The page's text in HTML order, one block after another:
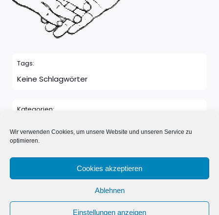
Wir verwenden Cookies, um unsere Website und unseren Service zu
optimieren.
Cookies akzeptieren
Ablehnen
Einstellungen anzeigen
Tags:
Keine Schlagwörter
Kategorien:
© 2026 Neue Nachbarn in Schönwalde e.V.. Erstellt mit